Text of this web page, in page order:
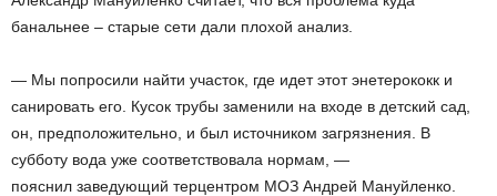
банальнее – старые сети дали плохой анализ.
— Мы попросили найти участок, где идет этот энетерококк и
санировать его. Кусок трубы заменили на входе в детский сад,
он, предположительно, и был источником загрязнения. В
субботу вода уже соответствовала нормам, —
пояснил заведующий терцентром МОЗ Андрей Мануйленко.